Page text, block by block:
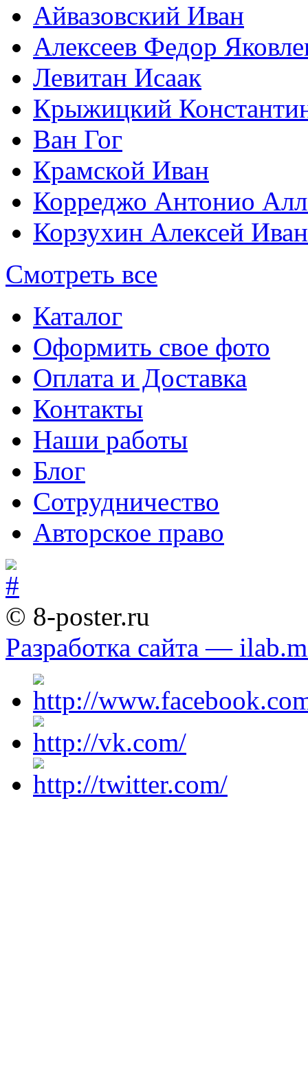
Айвазовский Иван
Алексеев Федор
Левитан Исаак
Крыжицкий
Ван Гог
Крамской Иван
Корреджо Антонио
Корзухин Алексей
Смотреть все
Каталог
Оформить свое фото
Оплата и Доставка
Контакты
Наши работы
Блог
Сотрудничество
Авторское право
© 8-poster.ru
Разработка сайта —